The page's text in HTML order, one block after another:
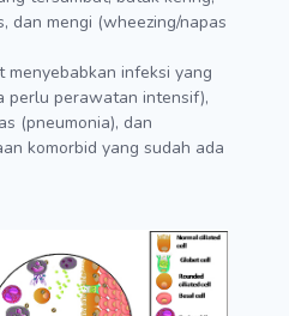
dan mengi (wheezing/napas
menyebabkan infeksi yang
perlu perawatan intensif),
(pneumonia), dan
komorbid yang sudah ada